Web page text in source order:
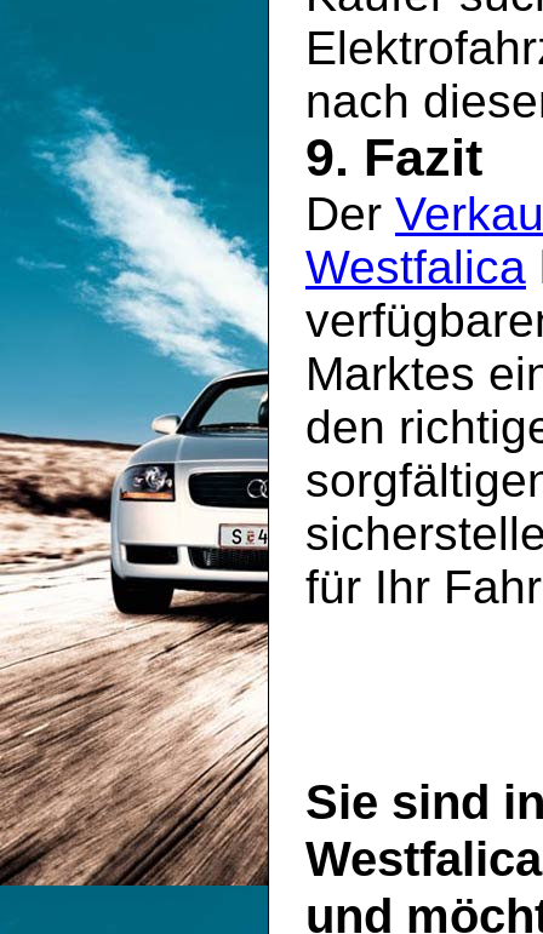
nach
9. Fazit
Der
Westfalica
Marktes
den
für Ihr
Sie sind
Westfalica
und